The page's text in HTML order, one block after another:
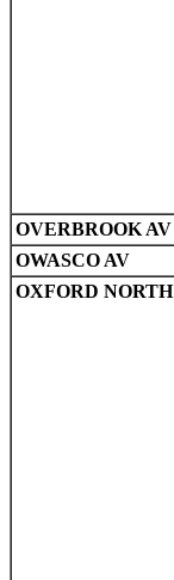
OVERBROOK AV
OWASCO AV
OXFORD NORTH